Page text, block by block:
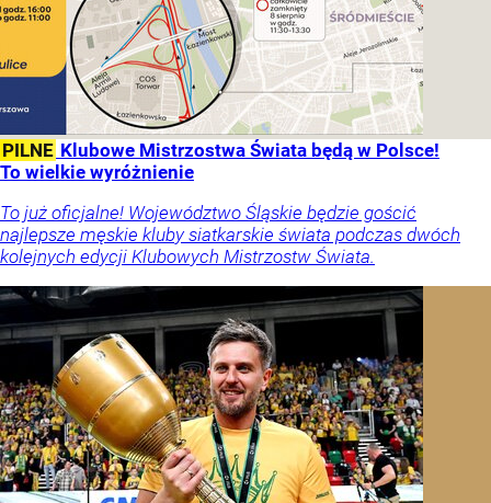
PILNE Klubowe Mistrzostwa Świata będą w Polsce!
To wielkie wyróżnienie
To już oficjalne! Województwo Śląskie będzie gościć
najlepsze męskie kluby siatkarskie świata podczas dwóch
kolejnych edycji Klubowych Mistrzostw Świata.